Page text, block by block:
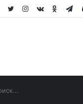
vk.com
Instagram
Twitter